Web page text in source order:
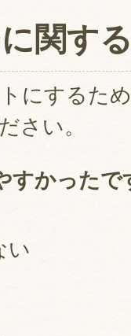
関す
にするた
さい。
すかったで
い